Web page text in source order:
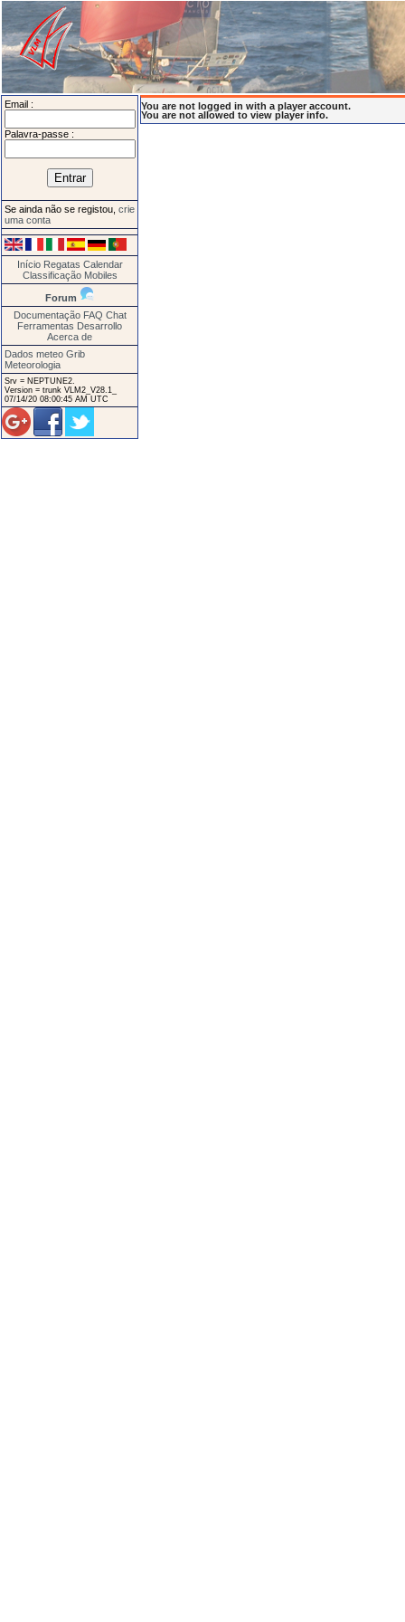
Email :
Palavra-passe :
Se ainda não se registou, crie
uma conta
Início Regatas Calendar
Classificação Mobiles
Forum
Documentação FAQ Chat
Ferramentas Desarrollo
Acerca de
Dados meteo Grib
Meteorologia
Srv = NEPTUNE2.
Version = trunk VLM2_V28.1_
07/14/20 08:00:45 AM UTC
You are not logged in with a player account.
You are not allowed to view player info.